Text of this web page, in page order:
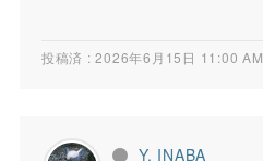
投稿済 : 2026年6月15日 11:00 AM
Y. INABA